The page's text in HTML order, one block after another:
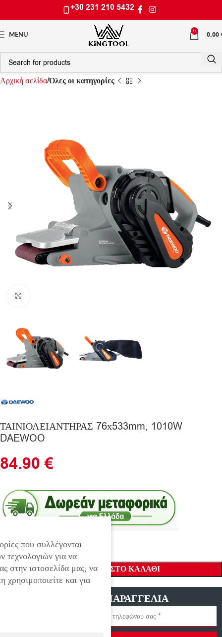
+30 231 210 5432
MENU
0 0.00
Αρχική σελίδαΌλες οι κατηγορίες
ΤΑΙΝΙΟΛΕΙΑΝΤΗΡΑΣ 76х533mm, 1010W
DAEWOO
84.90€
ΠΡΟΣΘΉΚΗ ΣΤΟ ΚΑΛΆΘΙ
ΓΡΗΓΟΡΗ ΠΑΡΑΓΓΕΛΙΑ
που συλλέγονται
για να
στην ιστοσελίδα μας, να
και για